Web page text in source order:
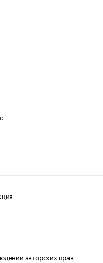
авторских прав